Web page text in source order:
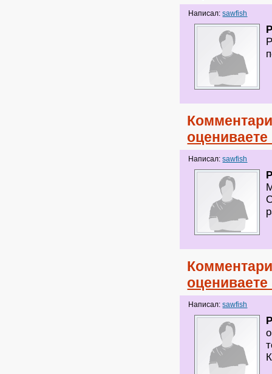
Написал:sawfish
Написал:sawfish
Написал:sawfish